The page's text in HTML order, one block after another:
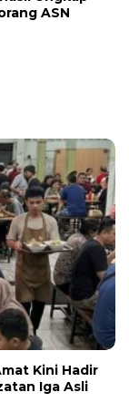
ASN
Kini Hadir
Iga Asli